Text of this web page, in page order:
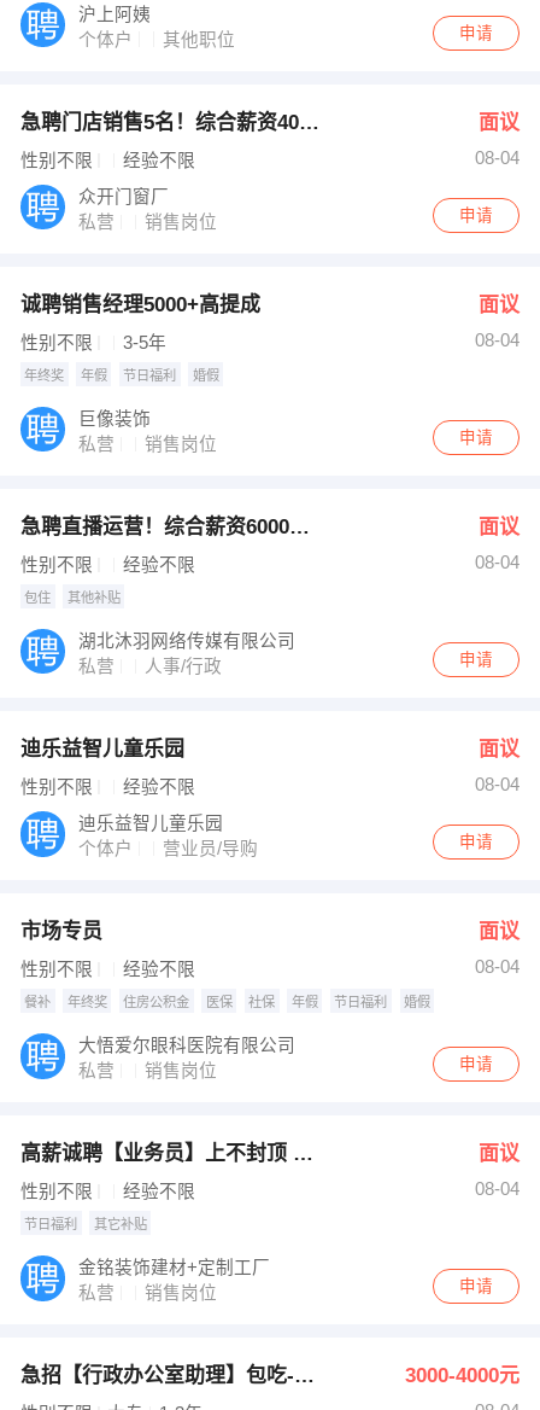
沪上阿姨
个体户
其他职位 申请
急聘门店销售5名！综合薪资4000起！ 面议
性别不限 经验不限
08-04
众开门窗厂
私营
销售岗位 申请
诚聘销售经理5000+高提成 面议
性别不限 3-5年 08-04
年终奖 年假 节日福利 婚假
巨像装饰
私营
销售岗位 申请
急聘直播运营！综合薪资6000以上！ 面议
性别不限 经验不限 08-04
包住 其他补贴
湖北沐羽网络传媒有限公司
私营
人事/行政 申请
迪乐益智儿童乐园 面议
性别不限 经验不限
08-04
迪乐益智儿童乐园
个体户
营业员/导购 申请
市场专员 面议
性别不限 经验不限 08-04
餐补 年终奖 住房公积金 医保 社保 年假 节日福利 婚假
大悟爱尔眼科医院有限公司
私营
销售岗位 申请
高薪诚聘【业务员】上不封顶 +节日福利+团建 面议
性别不限 经验不限 08-04
节日福利 其它补贴
金铭装饰建材+定制工厂
私营
销售岗位 申请
急招【行政办公室助理】包吃-医保社保 3000-4000元